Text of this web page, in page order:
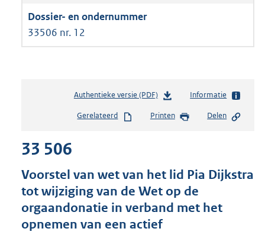
33506 nr. 12
Authentieke versie (PDF)b
s
s
g
r
o
o
Informatie
Gerelateerd Printen Delen
33 506
Voorstel van wet van het lid Pia Dijkstra
tot wijziging van de Wet op de
orgaandonatie in verband met het
opnemen van een actief